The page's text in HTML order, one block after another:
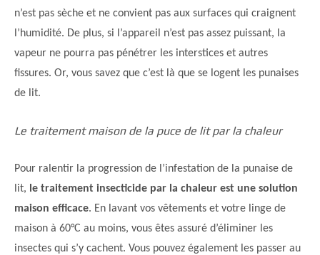
n’est pas sèche et ne convient pas aux surfaces qui craignent
l’humidité. De plus, si l’appareil n’est pas assez puissant, la
vapeur ne pourra pas pénétrer les interstices et autres
fissures. Or, vous savez que c’est là que se logent les punaises
de lit.
Le traitement maison de la puce de lit par la chaleur
Pour ralentir la progression de l’infestation de la punaise de
lit, le traitement insecticide par la chaleur est une solution
maison efficace. En lavant vos vêtements et votre linge de
maison à 60°C au moins, vous êtes assuré d’éliminer les
insectes qui s’y cachent. Vous pouvez également les passer au